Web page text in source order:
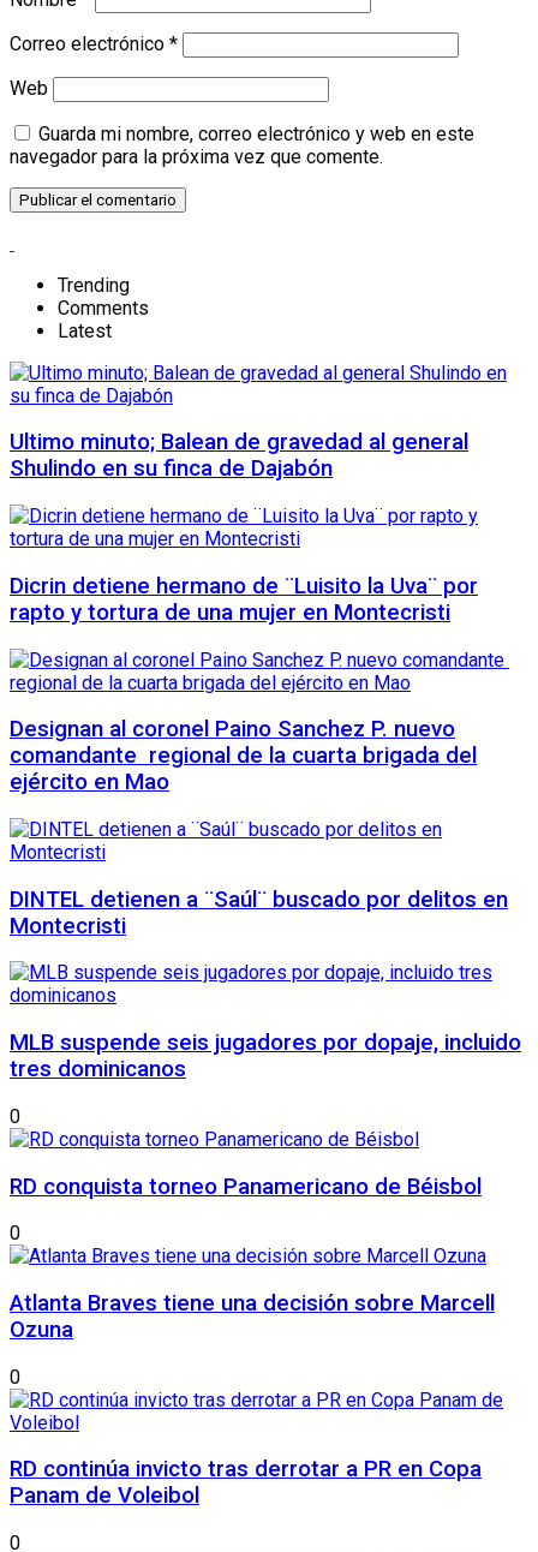
Correo electrónico *
Web
Guarda mi nombre, correo electrónico y web en este
navegador para la próxima vez que comente.
Trending
Comments
Latest
Ultimo minuto; Balean de gravedad al general
Shulindo en su finca de Dajabón
Dicrin detiene hermano de ¨Luisito la Uva¨ por
rapto y tortura de una mujer en Montecristi
Designan al coronel Paino Sanchez P. nuevo
comandante regional de la cuarta brigada del
ejército en Mao
DINTEL detienen a ¨Saúl¨ buscado por delitos en
Montecristi
MLB suspende seis jugadores por dopaje, incluido
tres dominicanos
0
RD conquista torneo Panamericano de Béisbol
0
Atlanta Braves tiene una decisión sobre Marcell
Ozuna
0
RD continúa invicto tras derrotar a PR en Copa
Panam de Voleibol
0